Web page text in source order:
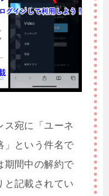
ス宛に「ユーネ
」という件名で
期間中の解約で
と記載されてい